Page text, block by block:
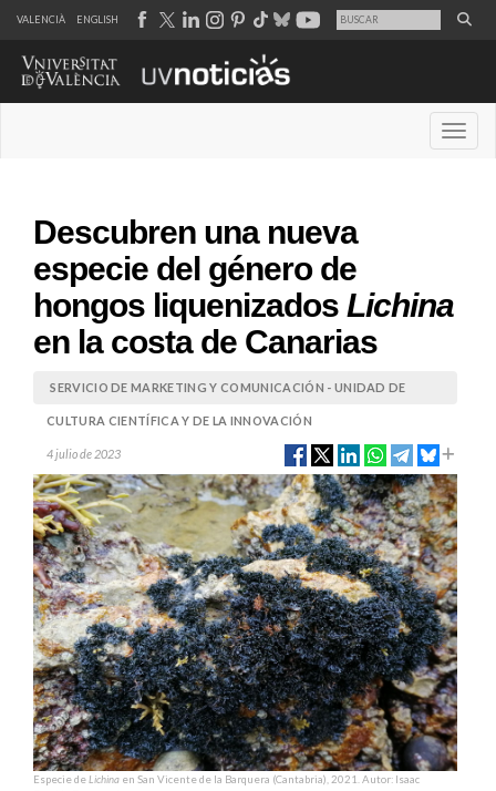
VALENCIÀ ENGLISH
Descubren una nueva
especie del género de
hongos liquenizados Lichina
en la costa de Canarias
SERVICIO DE MARKETING Y COMUNICACIÓN - UNIDAD DE
CULTURA CIENTÍFICA Y DE LA INNOVACIÓN
4 julio de 2023
Especie deLichina en San Vicente de la Barquera (Cantabria), 2021. Autor: Isaac